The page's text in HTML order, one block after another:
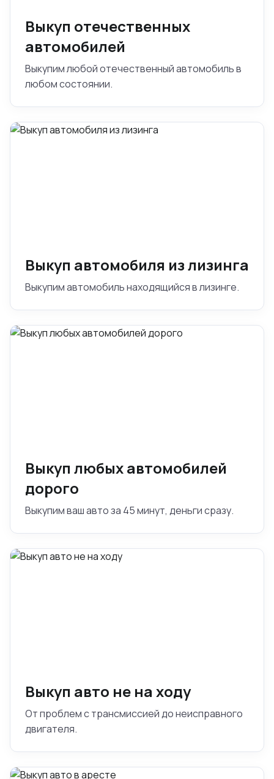
Выкуп отечественных
автомобилей
Выкупим любой отечественный автомобиль в
любом состоянии.
Выкуп автомобиля из лизинга
Выкупим автомобиль находящийся в лизинге.
Выкуп любых автомобилей
дорого
Выкупим ваш авто за 45 минут, деньги сразу.
Выкуп авто не на ходу
От проблем с трансмиссией до неисправного
двигателя.